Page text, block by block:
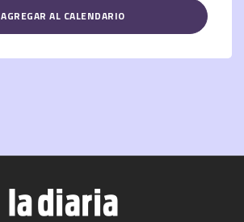
AGREGAR AL CALENDARIO